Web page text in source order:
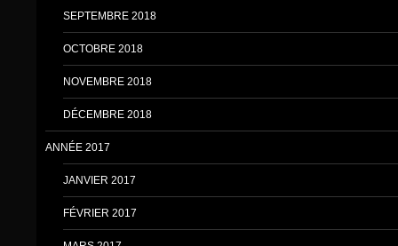
SEPTEMBRE 2018
OCTOBRE 2018
NOVEMBRE 2018
DÉCEMBRE 2018
ANNÉE 2017
JANVIER 2017
FÉVRIER 2017